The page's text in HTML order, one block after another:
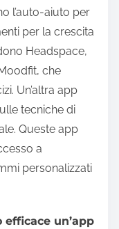
l’auto-aiuto per
per la crescita
Headspace,
che
Un’altra app
tecniche di
Queste app
a
personalizzati
un’app